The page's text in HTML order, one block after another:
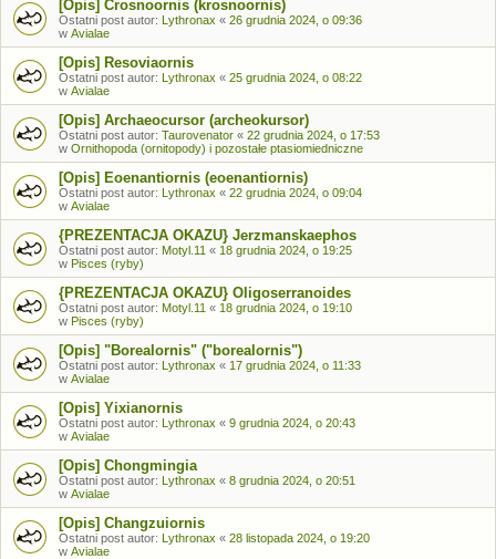
[Opis] Crosnoornis (krosnoornis)
Ostatni post autor: Lythronax « 26 grudnia 2024, o 09:36
w Avialae
[Opis] Resoviaornis
Ostatni post autor: Lythronax « 25 grudnia 2024, o 08:22
w Avialae
[Opis] Archaeocursor (archeokursor)
Ostatni post autor: Taurovenator « 22 grudnia 2024, o 17:53
w Ornithopoda (ornitopody) i pozostałe ptasiomiedniczne
[Opis] Eoenantiornis (eoenantiornis)
Ostatni post autor: Lythronax « 22 grudnia 2024, o 09:04
w Avialae
{PREZENTACJA OKAZU} Jerzmanskaephos
Ostatni post autor: Motyl.11 « 18 grudnia 2024, o 19:25
w Pisces (ryby)
{PREZENTACJA OKAZU} Oligoserranoides
Ostatni post autor: Motyl.11 « 18 grudnia 2024, o 19:10
w Pisces (ryby)
[Opis] "Borealornis" ("borealornis")
Ostatni post autor: Lythronax « 17 grudnia 2024, o 11:33
w Avialae
[Opis] Yixianornis
Ostatni post autor: Lythronax « 9 grudnia 2024, o 20:43
w Avialae
[Opis] Chongmingia
Ostatni post autor: Lythronax « 8 grudnia 2024, o 20:51
w Avialae
[Opis] Changzuiornis
Ostatni post autor: Lythronax « 28 listopada 2024, o 19:20
w Avialae